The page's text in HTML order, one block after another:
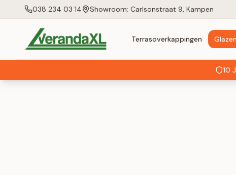
038 234 03 14 Showroom: Carlsonstraat 9, Kampen
Terrasoverkappingen
10